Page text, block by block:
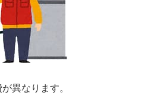
異なります。